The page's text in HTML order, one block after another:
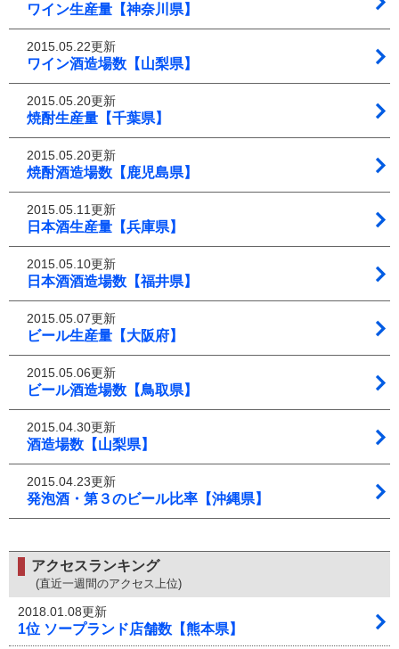
ワイン生産量【神奈川県】
2015.05.22更新
ワイン酒造場数【山梨県】
2015.05.20更新
焼酎生産量【千葉県】
2015.05.20更新
焼酎酒造場数【鹿児島県】
2015.05.11更新
日本酒生産量【兵庫県】
2015.05.10更新
日本酒酒造場数【福井県】
2015.05.07更新
ビール生産量【大阪府】
2015.05.06更新
ビール酒造場数【鳥取県】
2015.04.30更新
酒造場数【山梨県】
2015.04.23更新
発泡酒・第３のビール比率【沖縄県】
アクセスランキング
(直近一週間のアクセス上位)
2018.01.08更新
1位 ソープランド店舗数【熊本県】